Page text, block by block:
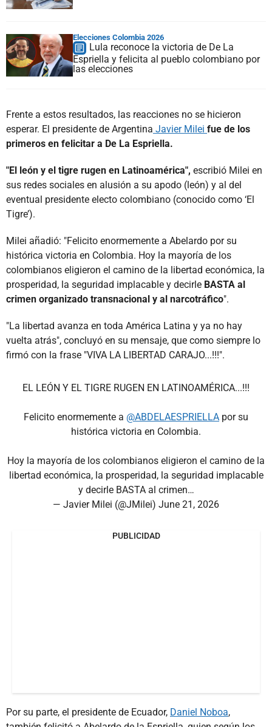
Elecciones Colombia 2026
Lula reconoce la victoria de De La
Espriella y felicita al pueblo colombiano por
las elecciones
Frente a estos resultados, las reacciones no se hicieron
esperar. El presidente de Argentina Javier Milei fue de los
primeros en felicitar a De La Espriella.
"El león y el tigre rugen en Latinoamérica", escribió Milei en
sus redes sociales en alusión a su apodo (león) y al del
eventual presidente electo colombiano (conocido como ‘El
Tigre’).
Milei añadió: "Felicito enormemente a Abelardo por su
histórica victoria en Colombia. Hoy la mayoría de los
colombianos eligieron el camino de la libertad económica, la
prosperidad, la seguridad implacable y decirle BASTA al
crimen organizado transnacional y al narcotráfico".
"La libertad avanza en toda América Latina y ya no hay
vuelta atrás", concluyó en su mensaje, que como siempre lo
firmó con la frase "VIVA LA LIBERTAD CARAJO...!!!".
EL LEÓN Y EL TIGRE RUGEN EN LATINOAMÉRICA...!!!
Felicito enormemente a @ABDELAESPRIELLA por su
histórica victoria en Colombia.
Hoy la mayoría de los colombianos eligieron el camino de la
libertad económica, la prosperidad, la seguridad implacable
y decirle BASTA al crimen…
— Javier Milei (@JMilei) June 21, 2026
PUBLICIDAD
Por su parte, el presidente de Ecuador, Daniel Noboa,